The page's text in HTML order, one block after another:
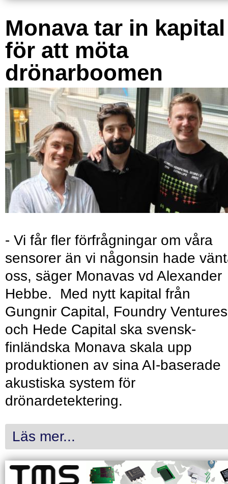
Monava tar in kapital
för att möta
drönarboomen
- Vi får fler förfrågningar om våra
sensorer än vi någonsin hade
oss, säger Monavas vd Alexander
Hebbe. Med nytt kapital från
Gungnir Capital, Foundry Ventures
och Hede Capital ska svensk-
finländska Monava skala upp
produktionen av sina AI-baserade
akustiska system för
drönardetektering.
Läs mer...